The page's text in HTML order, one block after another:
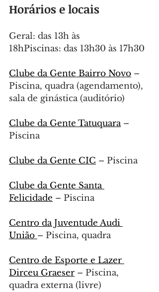
Horários e locais
Geral: das 13h às
18hPiscinas: das 13h30 às 17h30
Clube da Gente Bairro Novo –
Piscina, quadra (agendamento),
sala de ginástica (auditório)
Clube da Gente Tatuquara –
Piscina
Clube da Gente CIC – Piscina
Clube da Gente Santa
Felicidade – Piscina
Centro da Juventude Audi
União – Piscina, quadra
Centro de Esporte e Lazer
Dirceu Graeser – Piscina,
quadra externa (livre)